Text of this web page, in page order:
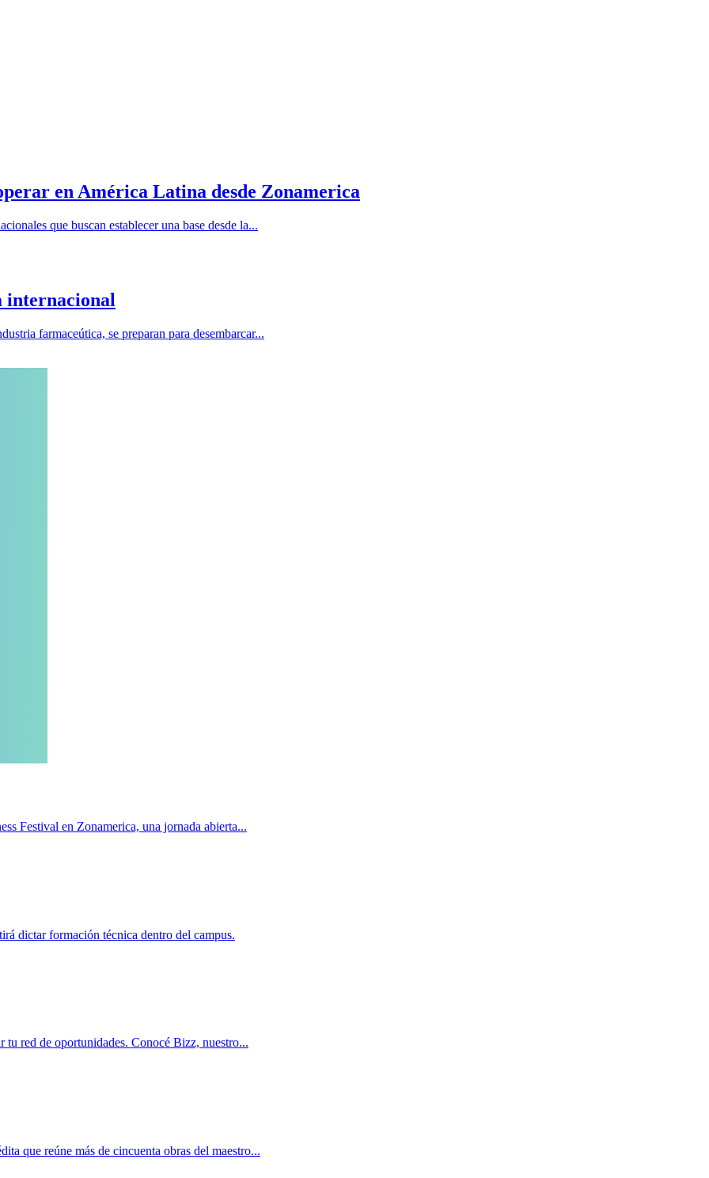
en América Latina desde Zonamerica
que buscan establecer una base desde la...
internacional
farmaceútica, se preparan para desembarcar...
Festival en Zonamerica, una jornada abierta...
dictar formación técnica dentro del campus.
tu red de oportunidades. Conocé Bizz, nuestro...
que reúne más de cincuenta obras del maestro...